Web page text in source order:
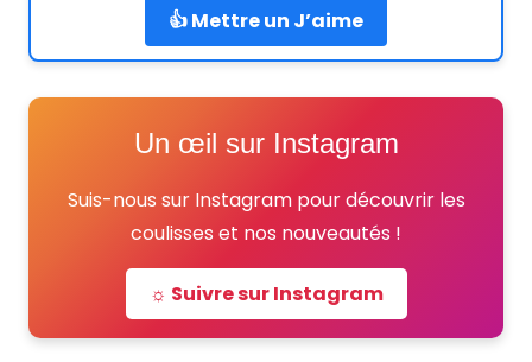
👍 Mettre un J’aime
Un œil sur Instagram
Suis-nous sur Instagram pour découvrir les
coulisses et nos nouveautés !
☼ Suivre sur Instagram